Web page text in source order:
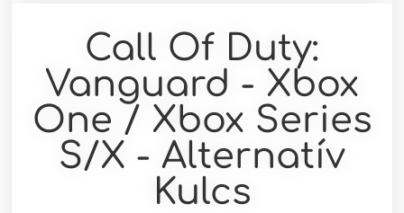
Call Of Duty:
Vanguard - Xbox
One / Xbox Series
S/X - Alternatív
Kulcs